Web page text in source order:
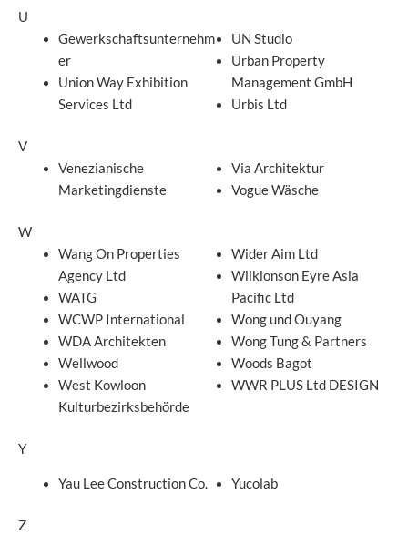
U
Gewerkschaftsunternehm
er
Union Way Exhibition
Services Ltd
UN Studio
Urban Property
Management GmbH
Urbis Ltd
V
Venezianische
Marketingdienste
Via Architektur
Vogue Wäsche
W
Wang On Properties
Agency Ltd
WATG
WCWP International
WDA Architekten
Wellwood
West Kowloon
Kulturbezirksbehörde
Wider Aim Ltd
Wilkionson Eyre Asia
Pacific Ltd
Wong und Ouyang
Wong Tung & Partners
Woods Bagot
WWR PLUS Ltd DESIGN
Y
Yau Lee Construction Co. Yucolab
Z